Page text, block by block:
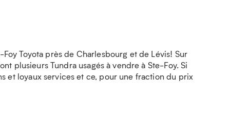
Toyota près de Charlesbourg et de Lévis! Sur
plusieurs Tundra usagés à vendre à Ste-Foy. Si
et loyaux services et ce, pour une fraction du prix